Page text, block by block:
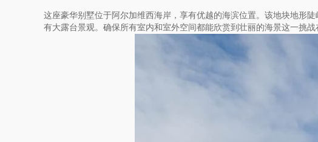
这座豪华别墅位于阿尔加维西海岸，享有优越的海滨位置。该地块地形
有大露台景观。确保所有室内和室外空间都能欣赏到壮丽的海景这一挑战